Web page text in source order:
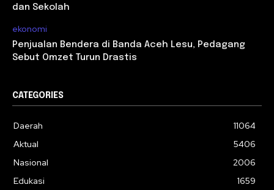
dan Sekolah
ekonomi
Penjualan Bendera di Banda Aceh Lesu, Pedagang
Sebut Omzet Turun Drastis
CATEGORIES
Daerah
11064
Aktual
5406
Nasional
2006
Edukasi
1659